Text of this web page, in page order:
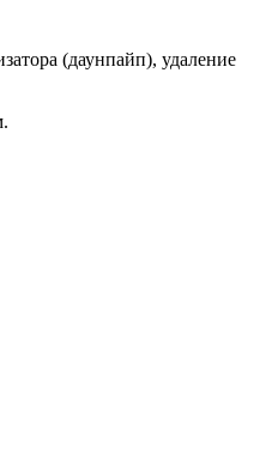
(даунпайп), удаление